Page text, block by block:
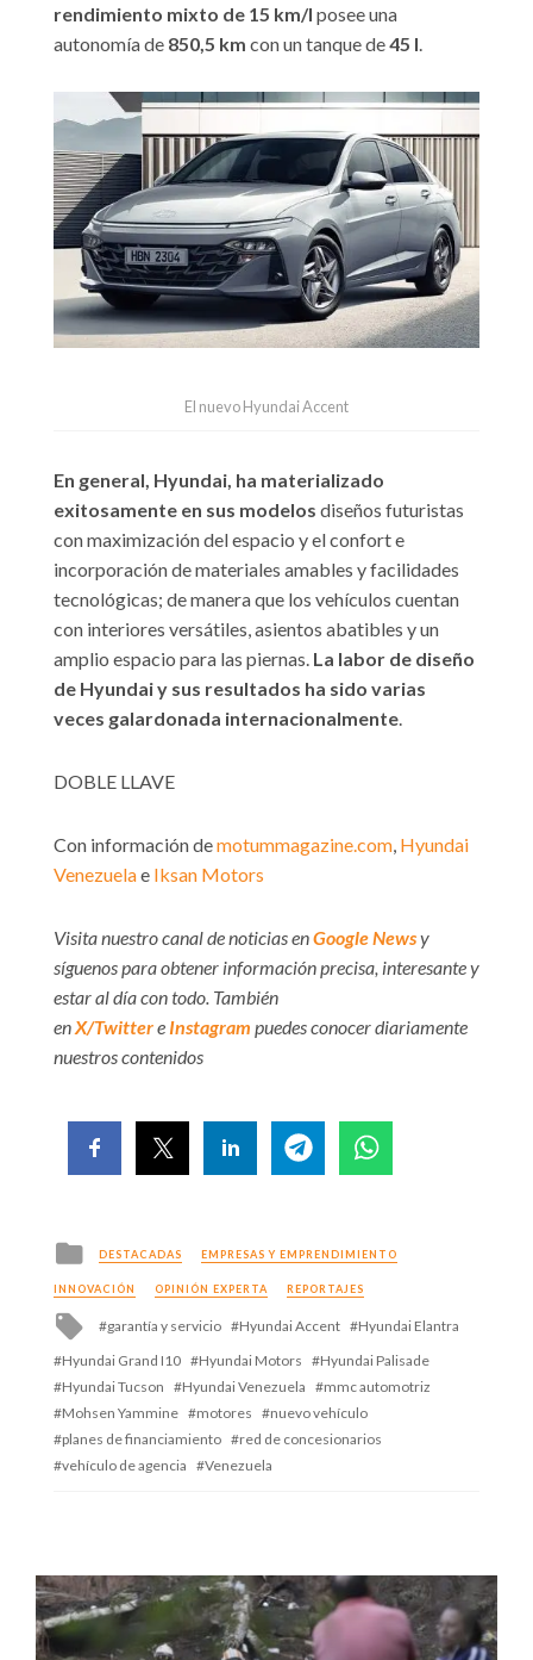
rendimiento mixto de 15 km/l posee una
autonomía de 850,5 km con un tanque de45 l
El nuevo Hyundai Accent
En general, Hyundai, ha materializado
exitosamente en sus modelos diseños futuristas
con maximización del espacio y el confort e
incorporación de materiales amables y facilidades
tecnológicas; de manera que los vehículos cuentan
con interiores versátiles, asientos abatibles y un
amplio espacio para las piernas. La labor de diseño
de Hyundai y sus resultados ha sido varias
veces galardonada internacionalmente.
DOBLE LLAVE
Con información demotummagazine.com, Hyundai
Venezuelae Iksan Motors
Visita nuestro canal de noticias enGoogle Newsy
síguenos para obtener información precisa, interesante y
estar al día con todo. También
enX/Twittere Instagram puedes conocer diariamente
nuestros contenidos
Posted
in
DESTACADAS EMPRESAS Y EMPRENDIMIENTO
INNOVACIÓN OPINIÓN EXPERTA REPORTAJES
Tagged
with
garantía y servicio Hyundai Accent
Hyundai Elantra
Hyundai Grand I10
Hyundai Motors
Hyundai Palisade
Hyundai Tucson
Hyundai Venezuela
mmc automotriz
Mohsen Yammine
motores
nuevo vehículo
planes de financiamiento
red de concesionarios
vehículo de agencia
Venezuela